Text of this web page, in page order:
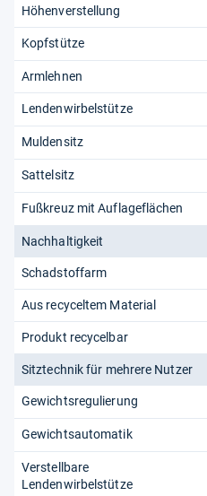
Höhenverstellung
Kopfstütze
Armlehnen
Lendenwirbelstütze
Muldensitz
Sattelsitz
Fußkreuz mit Auflageflächen
Nachhaltigkeit
Schadstoffarm
Aus recyceltem Material
Produkt recycelbar
Sitztechnik für mehrere Nutzer
Gewichtsregulierung
Gewichtsautomatik
Verstellbare
Lendenwirbelstütze